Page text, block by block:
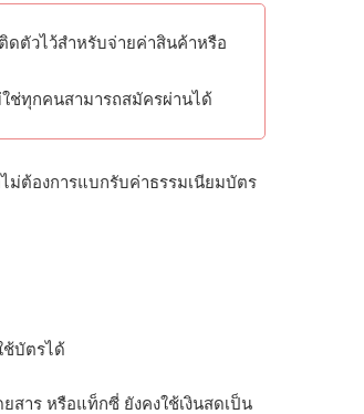
ดตัวไว้สำหรับจ่ายค่าสินค้าหรือ
ช่ทุกคนสามารถสมัครผ่านได้
ม่ต้องการแบกรับค่าธรรมเนียมบัตร
ช้บัตรได้
สาร หรือแท็กซี่ ยังคงใช้เงินสดเป็น